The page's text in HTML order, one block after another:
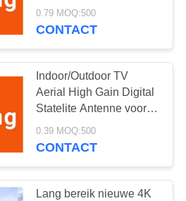
binnenshuis met RP-
SMA mannelijk
0.79 MOQ:500
CONTACT
Indoor/Outdoor TV
Aerial High Gain Digital
Statelite Antenne voor
VHF/UHF-tv-signalen
0.39 MOQ:500
CONTACT
Lang bereik nieuwe 4K